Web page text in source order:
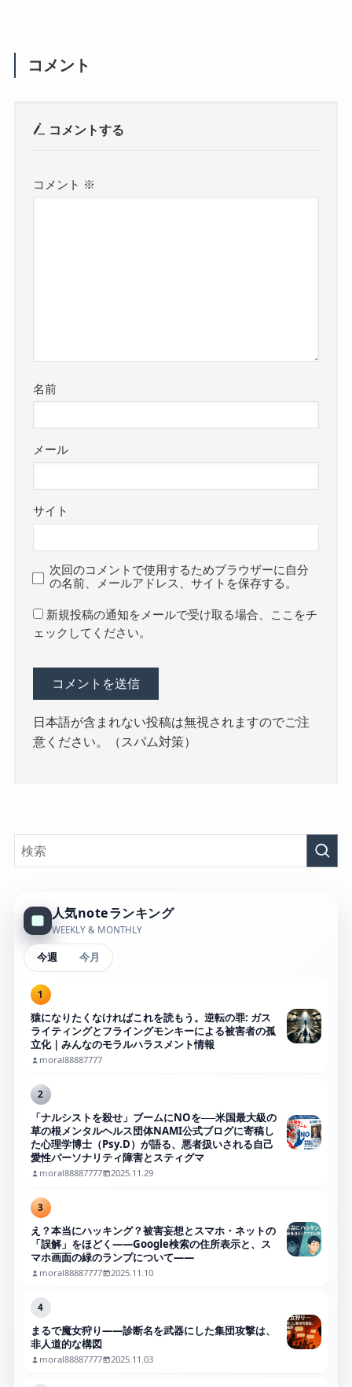
コメント
コメントする
コメント ※
名前
メール
サイト
次回のコメントで使用するためブラウザーに自分
の名前、メールアドレス、サイトを保存する。
新規投稿の通知をメールで受け取る場合、ここをチ
ェックしてください。
日本語が含まれない投稿は無視されますのでご注
意ください。（スパム対策）
人気noteランキング
WEEKLY & MONTHLY
今週 今月
1
猿になりたくなければこれを読もう。逆転の罪: ガス
ライティングとフライングモンキーによる被害者の孤
立化｜みんなのモラルハラスメント情報
moral88887777
2
「ナルシストを殺せ」ブームにNOを──米国最大級の
草の根メンタルヘルス団体NAMI公式ブログに寄稿し
た心理学博士（Psy.D）が語る、悪者扱いされる自己
愛性パーソナリティ障害とスティグマ
moral88887777 2025.11.29
3
え？本当にハッキング？被害妄想とスマホ・ネットの
「誤解」をほどく――Google検索の住所表示と、ス
マホ画面の緑のランプについて――
moral88887777 2025.11.10
4
まるで魔女狩り——診断名を武器にした集団攻撃は、
非人道的な構図
moral88887777 2025.11.03